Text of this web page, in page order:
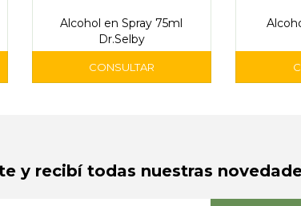
Alcohol en Spray 75ml
Dr.Selby
y recibí todas nuestras